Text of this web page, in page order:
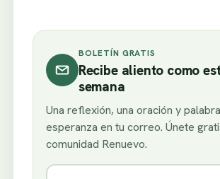
BOLETÍN GRATIS
Recibe aliento como
semana
Una reflexión, una oración y
esperanza en tu correo. Únete
comunidad Renuevo.
Nombre